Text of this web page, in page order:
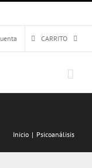
CARRITO
Inicio Psicoanálisis